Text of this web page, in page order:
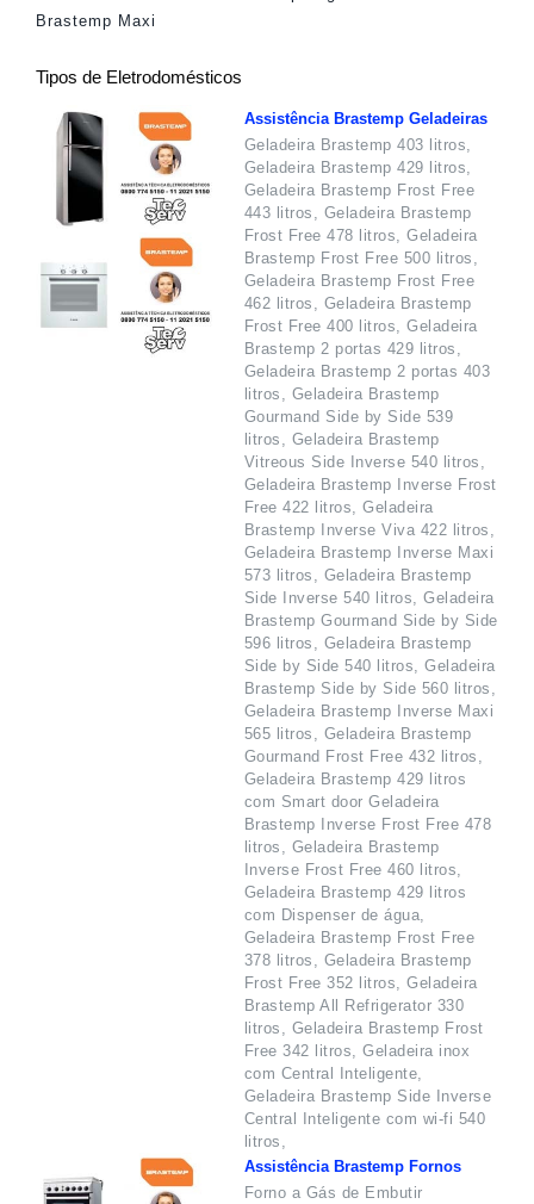
Tipos de Eletrodomésticos
Assistência Brastemp Geladeiras
Geladeira Brastemp 403 litros,
Geladeira Brastemp 429 litros,
Geladeira Brastemp Frost Free
443 litros, Geladeira Brastemp
Frost Free 478 litros, Geladeira
Brastemp Frost Free 500 litros,
Geladeira Brastemp Frost Free
462 litros, Geladeira Brastemp
Frost Free 400 litros, Geladeira
Brastemp 2 portas 429 litros,
Geladeira Brastemp 2 portas 403
litros, Geladeira Brastemp
Gourmand Side by Side 539
litros, Geladeira Brastemp
Vitreous Side Inverse 540 litros,
Geladeira Brastemp Inverse Frost
Free 422 litros, Geladeira
Brastemp Inverse Viva 422 litros,
Geladeira Brastemp Inverse Maxi
573 litros, Geladeira Brastemp
Side Inverse 540 litros, Geladeira
Brastemp Gourmand Side by Side
596 litros, Geladeira Brastemp
Side by Side 540 litros, Geladeira
Brastemp Side by Side 560 litros,
Geladeira Brastemp Inverse Maxi
565 litros, Geladeira Brastemp
Gourmand Frost Free 432 litros,
Geladeira Brastemp 429 litros
com Smart door Geladeira
Brastemp Inverse Frost Free 478
litros, Geladeira Brastemp
Inverse Frost Free 460 litros,
Geladeira Brastemp 429 litros
com Dispenser de água,
Geladeira Brastemp Frost Free
378 litros, Geladeira Brastemp
Frost Free 352 litros, Geladeira
Brastemp All Refrigerator 330
litros, Geladeira Brastemp Frost
Free 342 litros, Geladeira inox
com Central Inteligente,
Geladeira Brastemp Side Inverse
Central Inteligente com wi-fi 540
litros,
Assistência Brastemp Fornos
Forno a Gás de Embutir